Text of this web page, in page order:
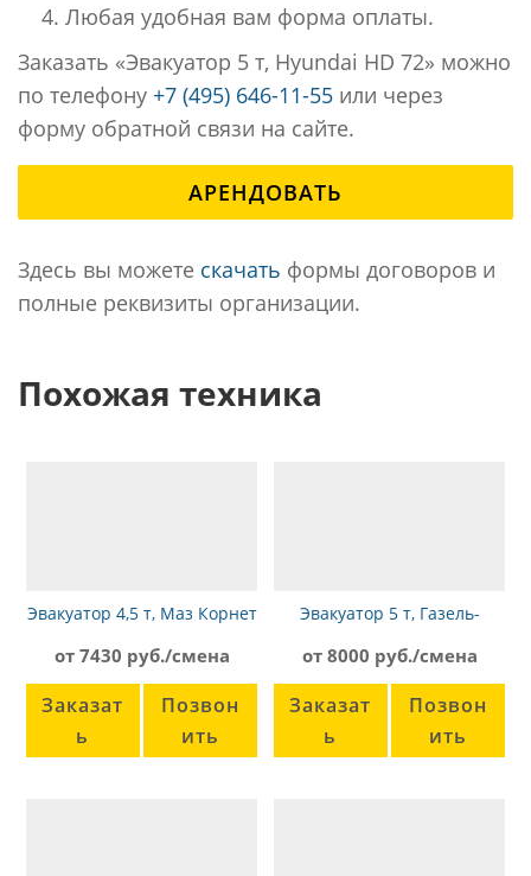
Любая удобная вам форма оплаты.
Заказать «Эвакуатор 5 т, Hyundai HD 72» можно
по телефону +7 (495) 646-11-55 или через
форму обратной связи на сайте.
АРЕНДОВАТЬ
Здесь вы можете скачать формы договоров и
полные реквизиты организации.
Похожая техника
Эвакуатор 4,5 т, Маз Корнет
от 7430 руб./смена
Заказат
ь
Позвон
ить
Эвакуатор 5 т, Газель-
от 8000 руб./смена
Заказат
ь
Позвон
ить